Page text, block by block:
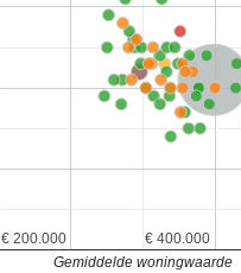
Nederland
€ 200.000
€ 200.000 € 400.000
€ 400.000
Gemiddelde woningwaarde